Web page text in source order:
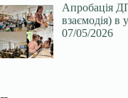
Апробація
взаємодія) в
07/05/2026